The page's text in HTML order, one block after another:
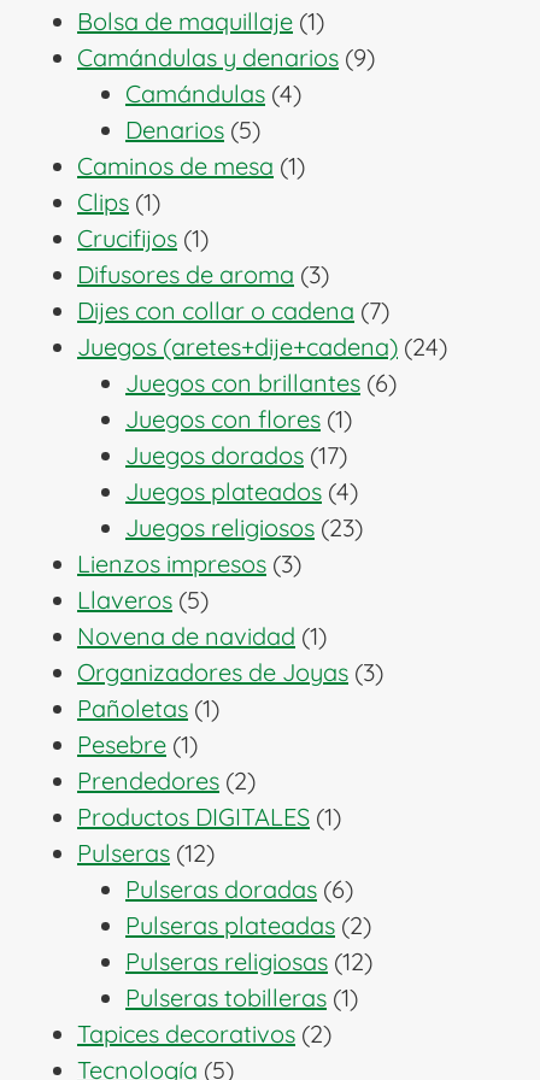
Bolsa de maquillaje 11
producto
Camándulas y denarios 99
Camándulas 44
Denarios 55
productos
Caminos de mesa 11
Clips 11
producto
Crucifijos 11
producto
Difusores de aroma 33
productos
Dijes con collar o cadena 77
productos
Juegos (aretes+dije+cadena) 2424
Juegos con brillantes 66
Juegos con flores 11
producto
Juegos dorados 1717
productos
Juegos plateados 44
productos
Juegos religiosos 2323
Lienzos impresos 33
Llaveros 55
productos
Novena de navidad 11
producto
Organizadores de Joyas 33
Pañoletas 11
Pesebre 11
producto
Prendedores 22
productos
Productos DIGITALES 11
Pulseras 1212
productos
Pulseras doradas 66
productos
Pulseras plateadas 22
productos
Pulseras religiosas 1212
Pulseras tobilleras 11
Tapices decorativos 22
Tecnología 55